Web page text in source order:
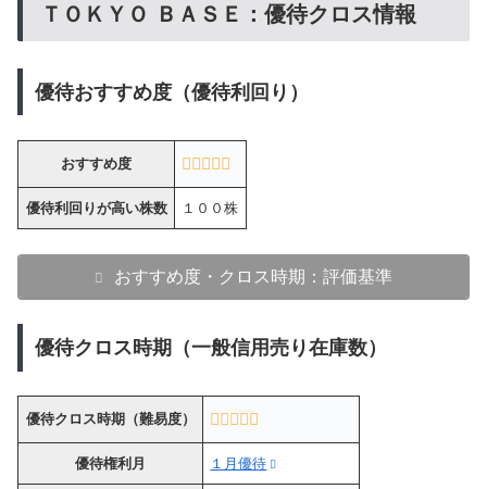
ＴＯＫＹＯ ＢＡＳＥ：優待クロス情報
優待おすすめ度（優待利回り）
おすすめ度
優待利回りが高い株数 １００株
おすすめ度・クロス時期：評価基準
優待クロス時期（一般信用売り在庫数）
優待クロス時期（難易度）
優待権利月 １月優待